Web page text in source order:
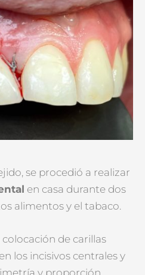
se procedió a realizar
en casa durante dos
alimentos y el tabaco.
de carillas
los incisivos centrales y